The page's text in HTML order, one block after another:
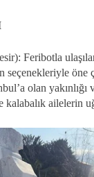
Feribotla
seçenekleriyle öne
olan
ailelerin